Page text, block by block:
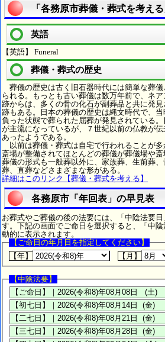
「各務原市葬儀・葬式を考え
英語
【英語】 Funeral
葬儀・葬式の歴史
葬儀の歴史は古く旧石器時代には簡単な葬儀
られる。もっとも古い葬儀は数万年前で、ネ
跡からは、多くの骨の化石が副葬品と共に発
跡もある。日本の葬儀の歴史は縄文時代で、
負った状態で葬られた屈葬が発見されている
が主流になっているが、７世紀以前の仏教が
あったようである。
以前は葬儀・葬式は自宅で行われることが
斎場が整備されてほとんどの葬儀が葬儀場や
葬儀の形式も一般葬以外に、家族葬、生前葬
葬、直葬などさまざまな形がある。
詳細はこのリンク【葬儀・葬式を考える】
各務原市「年回表」の早見表
お葬式やご葬儀の後の法要には、「中陰法要
す。下記の画面でご命日を選択すると、「中
動的に表示されます。
【ご命日の年月日を指定してください】
【年】
【月】
【中陰法要】